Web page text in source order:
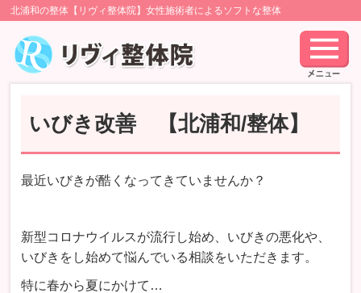
北浦和の整体【リヴィ整体院】女性施術者によるソフトな整体
いびき改善 【北浦和/整体】
最近いびきが酷くなってきていませんか？
新型コロナウイルスが流行し始め、いびきの悪化や、
いびきをし始めて悩んでいる相談をいただきます。
特に春から夏にかけて…